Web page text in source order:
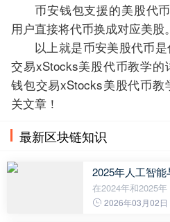
币安钱包支援的美股代
用户直接将代币换成对应美股。
以上就是币安美股代币
交易xStocks美股代币教学
钱包交易xStocks美股代币
关文章！
最新区块链知识
2025年人工智
在2024年和2025
的转变。这一转变
2026年03月02日